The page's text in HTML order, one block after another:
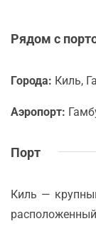
Рядом с
Города: Киль,
Аэропорт:
Порт
Киль —